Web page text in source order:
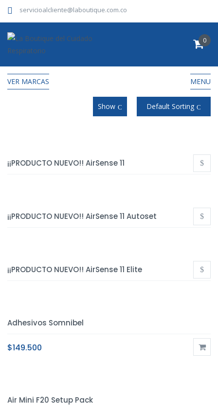
servicioalcliente@laboutique.com.co
0
VER MARCAS MENU
Default Sorting
Show
¡¡PRODUCTO NUEVO!! AirSense 11
¡¡PRODUCTO NUEVO!! AirSense 11 Autoset
¡¡PRODUCTO NUEVO!! AirSense 11 Elite
Adhesivos Somnibel
$149.500
Air Mini F20 Setup Pack